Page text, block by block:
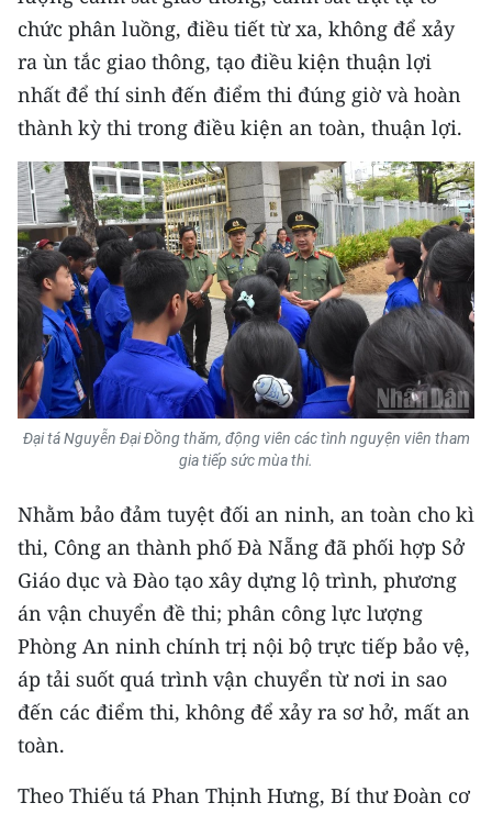
chức phân luồng, điều tiết từ xa, không để xảy
ra ùn tắc giao thông, tạo điều kiện thuận lợi
nhất để thí sinh đến điểm thi đúng giờ và hoàn
thành kỳ thi trong điều kiện an toàn, thuận lợi.
Đại tá Nguyễn Đại Đồng thăm, động viên các tình nguyện viên tham
gia tiếp sức mùa thi.
Nhằm bảo đảm tuyệt đối an ninh, an toàn cho kì
thi, Công an thành phố Đà Nẵng đã phối hợp Sở
Giáo dục và Đào tạo xây dựng lộ trình, phương
án vận chuyển đề thi; phân công lực lượng
Phòng An ninh chính trị nội bộ trực tiếp bảo vệ,
áp tải suốt quá trình vận chuyển từ nơi in sao
đến các điểm thi, không để xảy ra sơ hở, mất an
toàn.
Theo Thiếu tá Phan Thịnh Hưng, Bí thư Đoàn cơ